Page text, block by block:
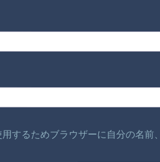
するためブラウザーに自分の名